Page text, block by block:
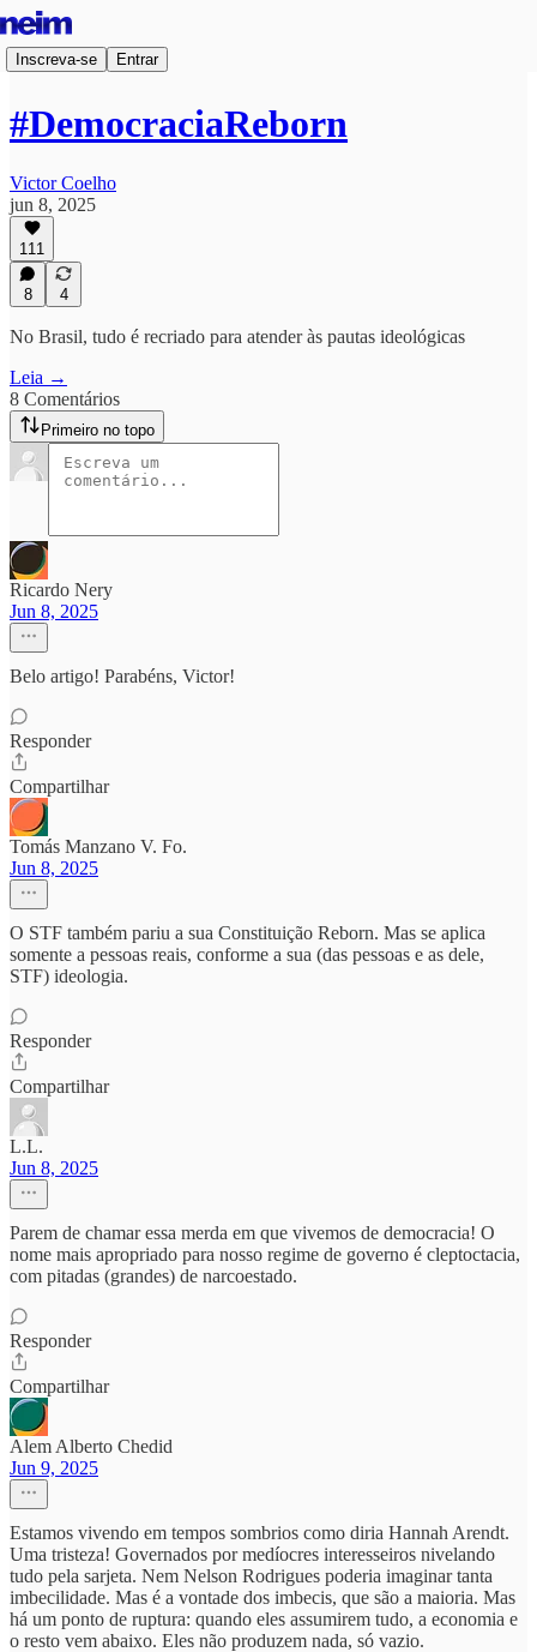
Inscreva-se Entrar
#DemocraciaReborn
Victor Coelho
jun 8, 2025
111
8 4
No Brasil, tudo é recriado para atender às pautas ideológicas
Leia →
8 Comentários
Primeiro no topo
Ricardo Nery
Jun 8, 2025
Belo artigo! Parabéns, Victor!
Responder
Compartilhar
Tomás Manzano V. Fo.
Jun 8, 2025
O STF também pariu a sua Constituição Reborn. Mas se aplica
somente a pessoas reais, conforme a sua (das pessoas e as dele,
STF) ideologia.
Responder
Compartilhar
L.L.
Jun 8, 2025
Parem de chamar essa merda em que vivemos de democracia! O
nome mais apropriado para nosso regime de governo é cleptoctacia,
com pitadas (grandes) de narcoestado.
Responder
Compartilhar
Alem Alberto Chedid
Jun 9, 2025
Estamos vivendo em tempos sombrios como diria Hannah Arendt.
Uma tristeza! Governados por medíocres interesseiros nivelando
tudo pela sarjeta. Nem Nelson Rodrigues poderia imaginar tanta
imbecilidade. Mas é a vontade dos imbecis, que são a maioria. Mas
há um ponto de ruptura: quando eles assumirem tudo, a economia e
o resto vem abaixo. Eles não produzem nada, só vazio.